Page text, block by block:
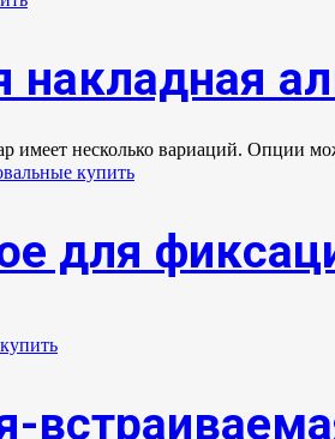
накладная
имеет несколько вариаций. Опции
для